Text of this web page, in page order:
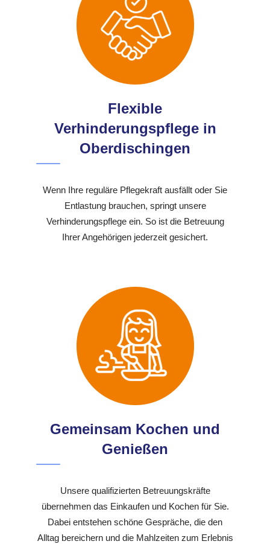
Flexible
Verhinderungspflege in
Oberdischingen
Wenn Ihre reguläre Pflegekraft ausfällt oder Sie
Entlastung brauchen, springt unsere
Verhinderungspflege ein. So ist die Betreuung
Ihrer Angehörigen jederzeit gesichert.
Gemeinsam Kochen und
Genießen
Unsere qualifizierten Betreuungskräfte
übernehmen das Einkaufen und Kochen für Sie.
Dabei entstehen schöne Gespräche, die den
Alltag bereichern und die Mahlzeiten zum Erlebnis